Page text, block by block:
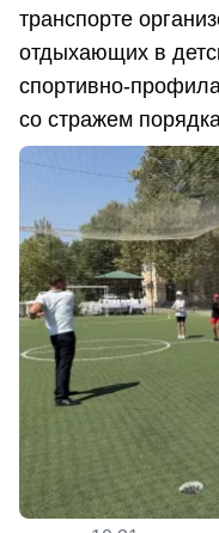
транспорте
отдыхающих в
спортивно-
со стражем